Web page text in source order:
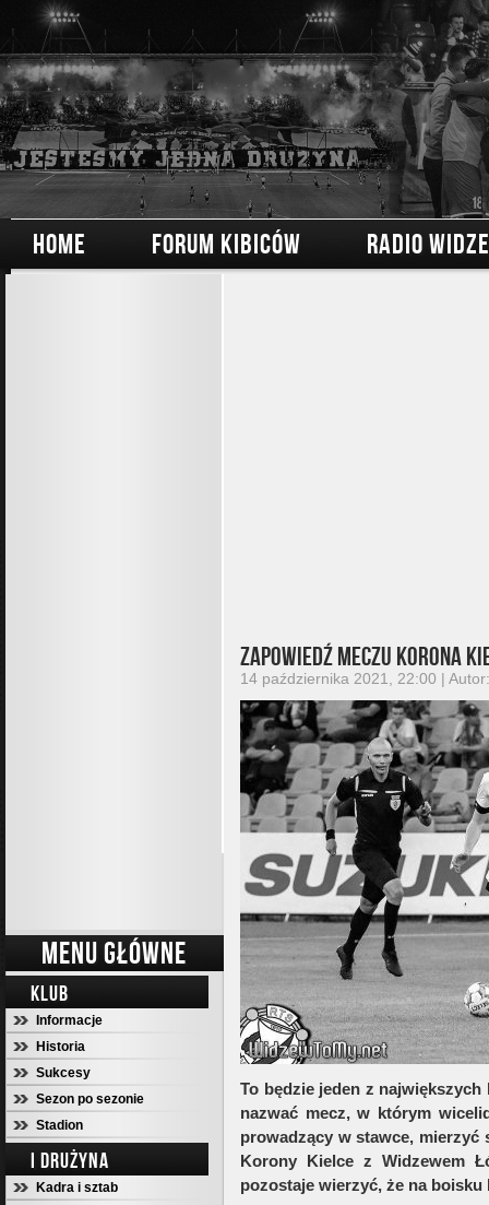
HOME FORUM KIBICÓW RADIO
MENU GŁÓWNE
KLUB
Informacje
Historia
Sukcesy
Sezon po sezonie
Stadion
I DRUŻYNA
Kadra i sztab
Zapowiedź meczu Korona
14 października 2021, 22:00 |
To będzie jeden z
nazwać mecz, w którym
prowadzący w stawce, mierzyć
Korony Kielce z Widzewem
pozostaje wierzyć, że na boisku